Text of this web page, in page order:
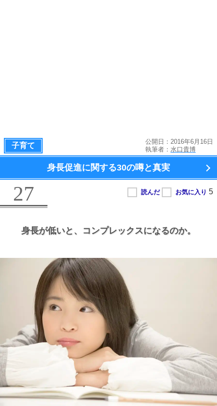
子育て
公開日：2016年6月16日
執筆者： 水口貴博
身長促進に関する30の噂と真実
27
身長が低いと、 コンプレックスになるのか。